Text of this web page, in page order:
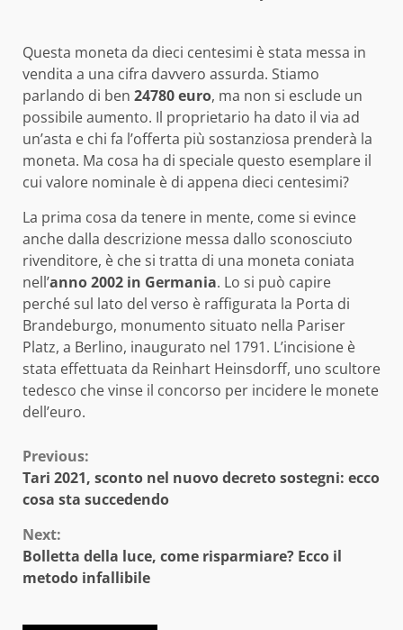
Questa moneta da dieci centesimi è stata messa in
vendita a una cifra davvero assurda. Stiamo
parlando di ben 24780 euro, ma non si esclude un
possibile aumento. Il proprietario ha dato il via ad
un’asta e chi fa l’offerta più sostanziosa prenderà la
moneta. Ma cosa ha di speciale questo esemplare il
cui valore nominale è di appena dieci centesimi?
La prima cosa da tenere in mente, come si evince
anche dalla descrizione messa dallo sconosciuto
rivenditore, è che si tratta di una moneta coniata
nell’anno 2002 in Germania. Lo si può capire
perché sul lato del verso è raffigurata la Porta di
Brandeburgo, monumento situato nella Pariser
Platz, a Berlino, inaugurato nel 1791. L’incisione è
stata effettuata da Reinhart Heinsdorff, uno scultore
tedesco che vinse il concorso per incidere le monete
dell’euro.
Continue
Reading
Previous:
Tari 2021, sconto nel nuovo decreto sostegni: ecco
cosa sta succedendo
Next:
Bolletta della luce, come risparmiare? Ecco il
metodo infallibile